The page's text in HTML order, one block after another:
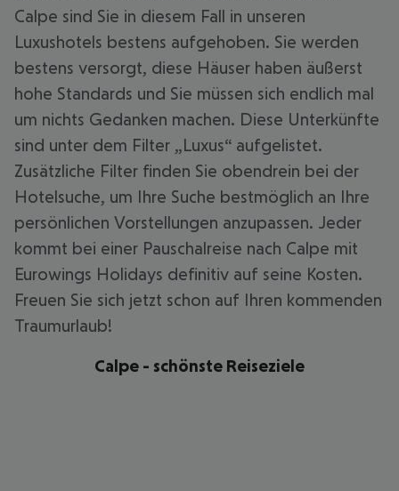
Calpe sind Sie in diesem Fall in unseren
Luxushotels bestens aufgehoben. Sie werden
bestens versorgt, diese Häuser haben äußerst
hohe Standards und Sie müssen sich endlich mal
um nichts Gedanken machen. Diese Unterkünfte
sind unter dem Filter „Luxus“ aufgelistet.
Zusätzliche Filter finden Sie obendrein bei der
Hotelsuche, um Ihre Suche bestmöglich an Ihre
persönlichen Vorstellungen anzupassen. Jeder
kommt bei einer Pauschalreise nach Calpe mit
Eurowings Holidays definitiv auf seine Kosten.
Freuen Sie sich jetzt schon auf Ihren kommenden
Traumurlaub!
Calpe - schönste Reiseziele